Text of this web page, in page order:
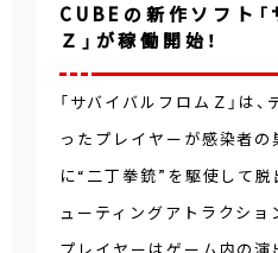
CUBEの新作ソフト
Ｚ」が稼働開始！
「サバイバルフロムＺ」は
ったプレイヤーが感染者
に“二丁拳銃”を駆使して
ューティングアトラクショ